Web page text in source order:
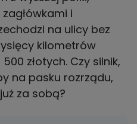
i
na ulicy bez
kilometrów
złotych. Czy silnik,
na pasku rozrządu,
za sobą?